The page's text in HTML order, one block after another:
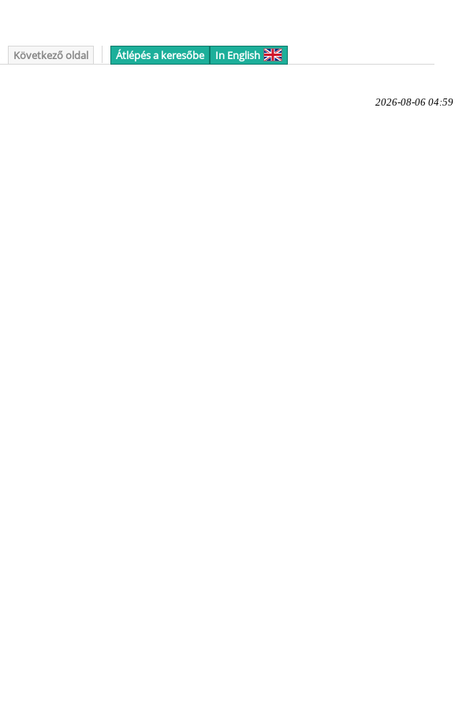
Következő oldal Átlépés a keresőbe In English
2026-08-06 04:59